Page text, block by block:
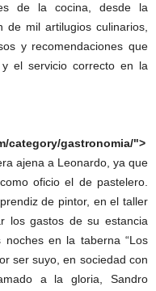
de la cocina, desde la
mil artilugios culinarios,
y recomendaciones que
el servicio correcto en la
category/gastronomia/">
ajena a Leonardo, ya que
oficio el de pastelero.
de pintor, en el taller
los gastos de su estancia
en la taberna “Los
ser suyo, en sociedad con
a la gloria, Sandro